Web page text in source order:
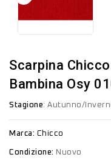
Scarpina
Bambina Osy
Stagione: Autunno/
Marca: Chicco
Condizione: Nuovo